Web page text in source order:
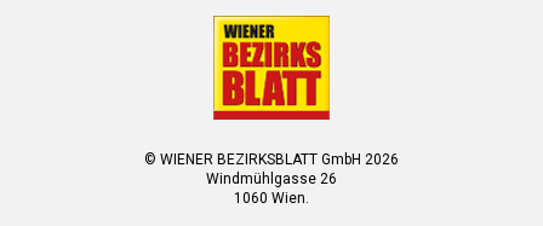
© WIENER BEZIRKSBLATT GmbH 2026
Windmühlgasse 26
1060 Wien.